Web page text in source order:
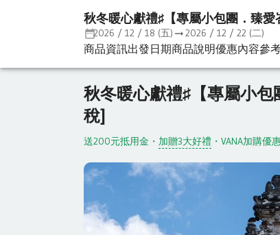
秋冬暖心獻禮♯【專屬小包團．臻
2026 / 12 / 18 (五) 2026 / 12 / 22 (二)
商品資訊出發日期商品說明優惠內容參
秋冬暖心獻禮♯【專屬小
稅]
送200元抵用金 ・ 加贈3大好禮 ・ VANA加購優